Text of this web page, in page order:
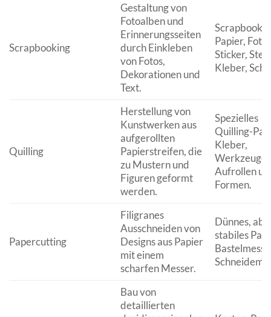
Scrapbooking
Gestaltung von
Fotoalben und
Erinnerungsseiten
durch Einkleben
von Fotos,
Dekorationen und
Text.
Papier,
Sticker,
Kleber,
Quilling
Herstellung von
Kunstwerken aus
aufgerollten
Papierstreifen, die
zu Mustern und
Figuren geformt
werden.
Spezielles
Quilling-
Kleber,
Werkzeuge
Aufrollen
Formen.
Papercutting
Filigranes
Ausschneiden von
Designs aus Papier
mit einem
scharfen Messer.
Dünnes,
stabiles
Bau von
detaillierten